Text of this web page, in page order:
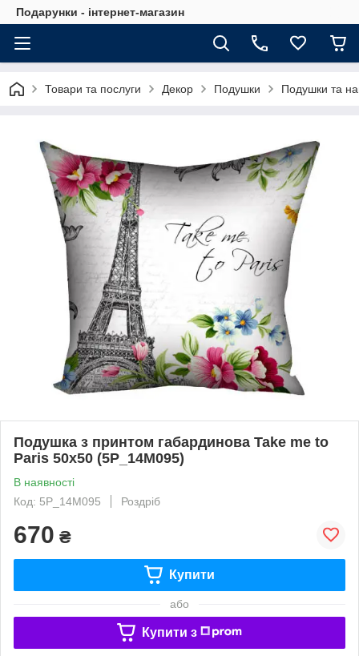
Подарунки - інтернет-магазин
Товари та послуги Декор Подушки Подушки та
Подушка з принтом габардинова Take me to
Paris 50x50 (5P_14M095)
В наявності
Код: 5P_14M095
Роздріб
670 ₴
Купити
або
Купити з